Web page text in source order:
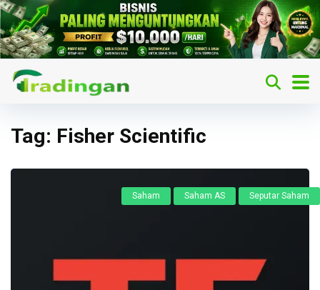
Tag: Fisher Scientific
Saham Saham AS Seputar Saham